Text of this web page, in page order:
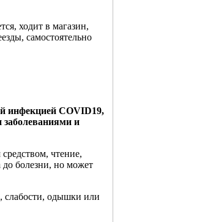
ходит в магазин,
самостоятельно
инфекцией COVID19,
заболеваниями и
чтение,
до болезни, но может
слабости, одышки или